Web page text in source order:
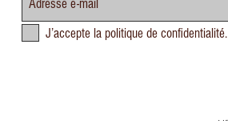
J’accepte la politique de confidentialité.